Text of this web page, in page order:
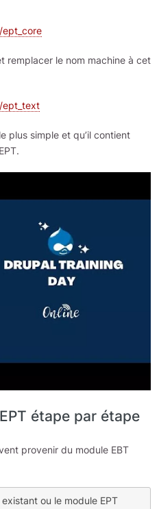
remplacer le nom machine à cet
plus simple et qu’il contient
étape par étape
provenir du module EBT
ou le module EPT